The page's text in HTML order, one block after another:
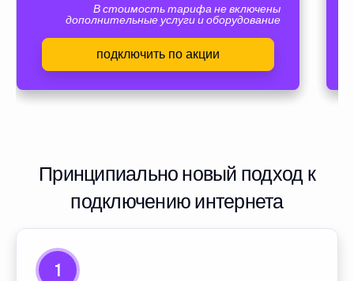
В стоимость тарифа не включены
дополнительные услуги и оборудование
подключить по акции
Принципиально новый подход к
подключению интернета
1